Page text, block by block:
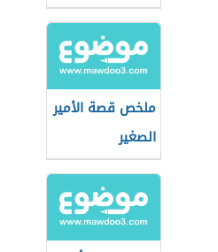
ملخص قصة الأمير
الصغير